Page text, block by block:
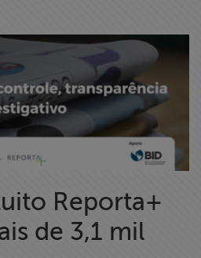
Reporta+
de 3,1 mil